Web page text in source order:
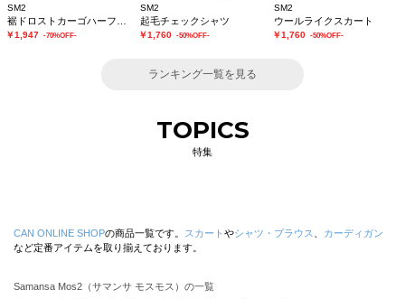
SM2
￥1,947 -70%OFF-
SM2
起毛チェックシャツ
￥1,760 -50%OFF-
SM2
ウールライクスカート
￥1,760 -50%OFF-
ランキング一覧を見る
TOPICS
特集
CAN ONLINE SHOPの商品一覧です。 スカート やシャツ・ブラウス
カーディガン
など定番アイテムを取り揃えております。
Samansa Mos2（サマンサ モスモス）の一覧